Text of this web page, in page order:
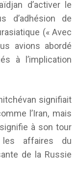
d’activer le
d’adhésion de
(« Avec
avions abordé
à l’implication
signifiait
l’Iran, mais
à son tour
les affaires du
de la Russie